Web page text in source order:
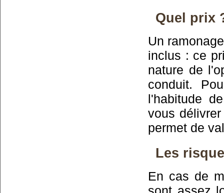
Quel prix
Un
inclus : ce
nature de
conduit.
l'habitude
vous
permet de
Les
En cas de